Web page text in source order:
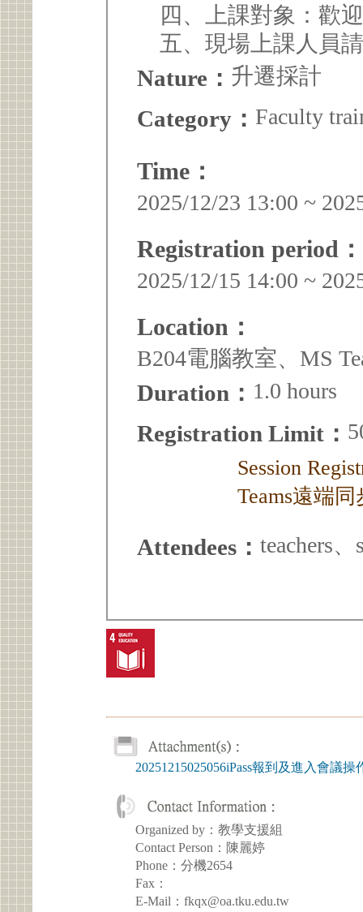
四、上課對象：歡
五、現場上課人員
Nature： 升遷採計
Category： Faculty
Time：
2025/12/23 13:00 ~
Registration period：
2025/12/15 14:00 ~
Location：
B204電腦教室、MS
Duration： 1.0 hours
Registration Limit：
Session
Teams遠端
Attendees： teachers、
20251215025056iPass報到及進入會議操
Organized by：教學支援組
Contact Person：陳麗婷
Phone：分機2654
Fax：
E-Mail：fkqx@oa.tku.edu.tw